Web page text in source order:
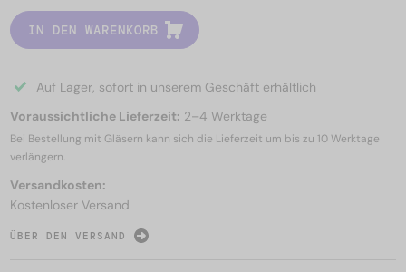
IN DEN WARENKORB
Auf Lager, sofort in unserem Geschäft erhältlich
Voraussichtliche Lieferzeit: 2–4 Werktage
Bei Bestellung mit Gläsern kann sich die Lieferzeit um bis zu 10 Werktage
verlängern.
Versandkosten:
Kostenloser Versand
ÜBER DEN VERSAND